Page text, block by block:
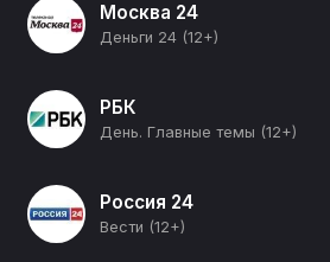
Москва 24
Деньги 24 (12+)
РБК
День. Главные темы (12+)
Россия 24
Вести (12+)